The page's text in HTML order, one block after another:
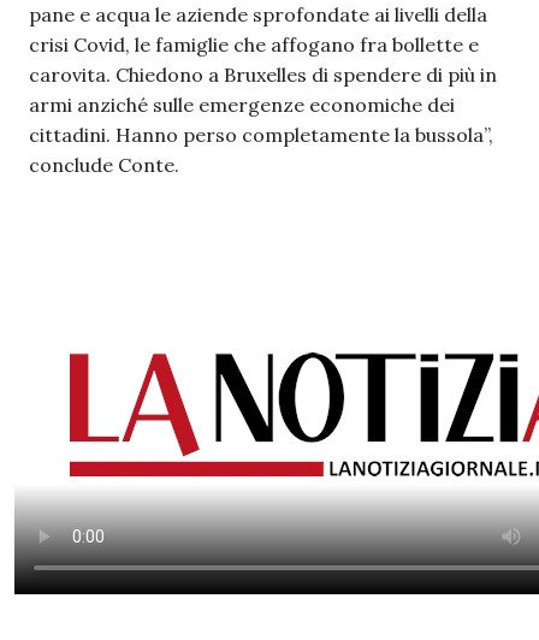
pane e acqua le aziende sprofondate ai livelli della
crisi Covid, le famiglie che affogano fra bollette e
carovita. Chiedono a Bruxelles di spendere di più in
armi anziché sulle emergenze economiche dei
cittadini. Hanno perso completamente la bussola”,
conclude Conte.